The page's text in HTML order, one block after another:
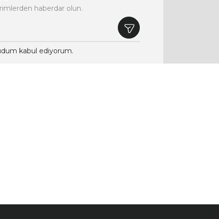
haberdar olun.
kabul ediyorum.